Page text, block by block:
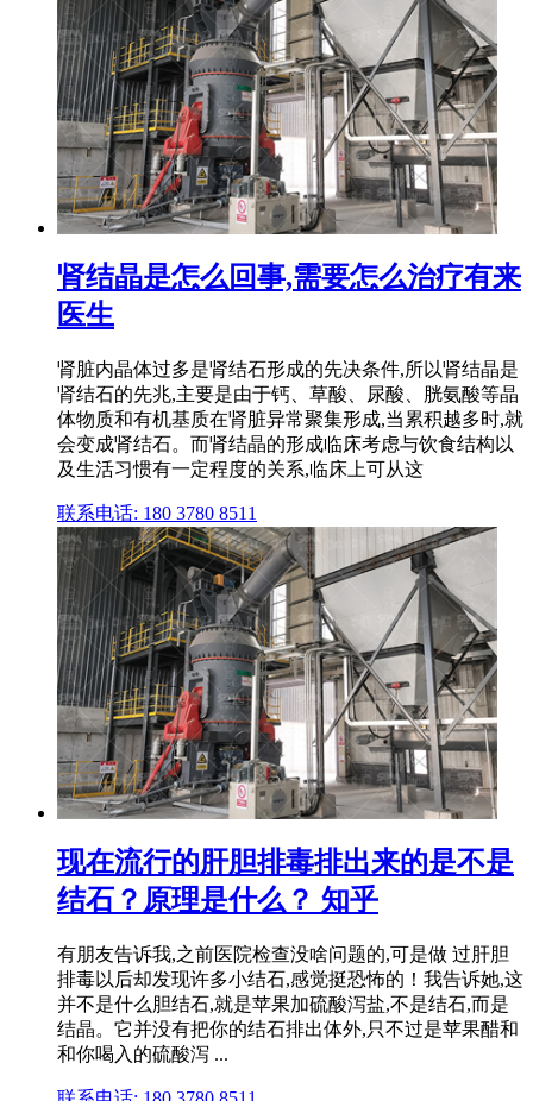
肾结晶是怎么回事,需要怎么治疗有来
医生
肾脏内晶体过多是肾结石形成的先决条件,所以肾结晶是
肾结石的先兆,主要是由于钙、草酸、尿酸、胱氨酸等晶
体物质和有机基质在肾脏异常聚集形成,当累积越多时,就
会变成肾结石。而肾结晶的形成临床考虑与饮食结构以
及生活习惯有一定程度的关系,临床上可从这
联系电话: 180 3780 8511
现在流行的肝胆排毒排出来的是不是
结石？原理是什么？ 知乎
有朋友告诉我,之前医院检查没啥问题的,可是做 过肝胆
排毒以后却发现许多小结石,感觉挺恐怖的！我告诉她,这
并不是什么胆结石,就是苹果加硫酸泻盐,不是结石,而是
结晶。它并没有把你的结石排出体外,只不过是苹果醋和
和你喝入的硫酸泻 ...